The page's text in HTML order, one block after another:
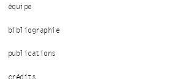
équipe
bibliographie
publications
crédits